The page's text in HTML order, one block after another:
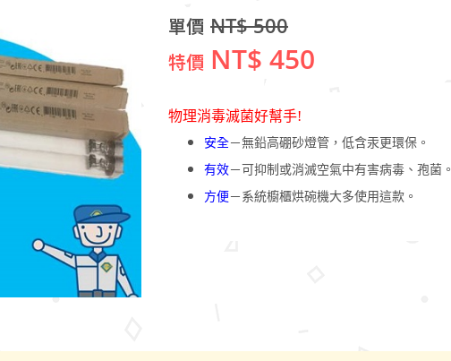
單價 NT$ 500
特價 NT$ 450
物理消毒滅菌好幫手!
安全－無鉛高硼砂燈管，低含汞更環保。
有效－可抑制或消滅空氣中有害病毒、孢菌。
方便 －系統櫥櫃烘碗機大多使用這款。